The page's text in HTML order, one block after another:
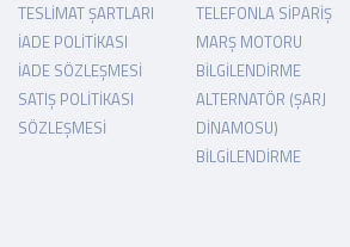
TESLIMAT ŞARTLARI
İADE POLITIKASI
İADE SÖZLEŞMESI
SATIŞ POLITIKASI
SÖZLEŞMESI
TELEFONLA SIPARIŞ
MARŞ MOTORU
BILGILENDIRME
ALTERNATÖR (ŞARJ
DINAMOSU)
BILGILENDIRME